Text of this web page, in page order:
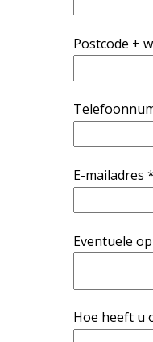
Postcode +
E-mailadres *
Eventuele
Hoe heeft u